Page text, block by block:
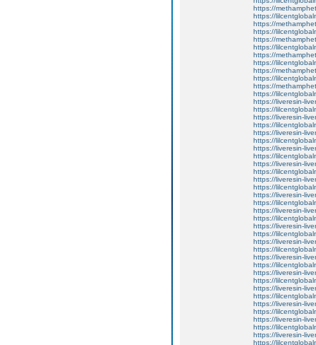
https://
https://
https://
https://
https://
https://
https://
https://
https://
https://
https://
https://
https://liveresin-
https://
https://liveresin-
https://
https://liveresin-
https://
https://liveresin-
https://
https://liveresin-
https://
https://liveresin-
https://
https://liveresin-
https://
https://liveresin-
https://
https://liveresin-
https://
https://liveresin-
https://
https://liveresin-
https://
https://liveresin-
https://
https://liveresin-
https://
https://liveresin-
https://
https://liveresin-
https://
https://liveresin-
https://